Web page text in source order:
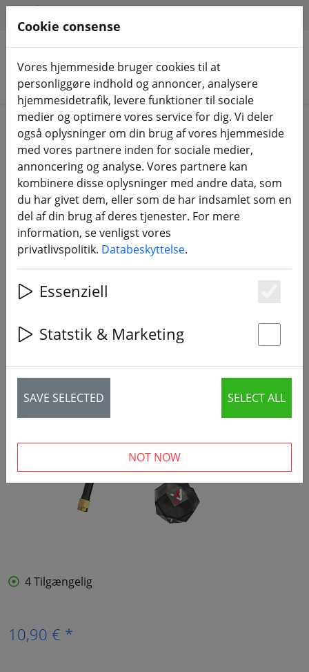
Søg efter produkter
Home Komponenter FPV-antenner
Axisflying Prism V2 5,8 G RHCP 100
mm Special Edition FPV-antenne
4 Tilgængelig
10,90 € *
Cookie consense
Vores hjemmeside bruger cookies til at
personliggøre indhold og annoncer, analysere
hjemmesidetrafik, levere funktioner til sociale
medier og optimere vores service for dig. Vi deler
også oplysninger om din brug af vores hjemmeside
med vores partnere inden for sociale medier,
annoncering og analyse. Vores partnere kan
kombinere disse oplysninger med andre data, som
du har givet dem, eller som de har indsamlet som en
del af din brug af deres tjenester. For mere
information, se venligst vores
privatlivspolitik. Databeskyttelse.
Essenziell
Statstik & Marketing
SAVE SELECTED SELECT ALL
NOT NOW